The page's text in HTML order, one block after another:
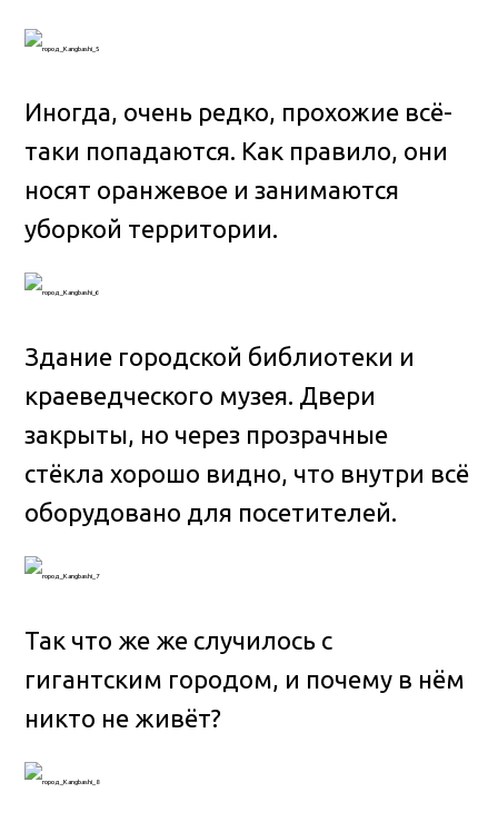
Иногда, очень редко, прохожие всё-
таки попадаются. Как правило, они
носят оранжевое и занимаются
уборкой территории.
Здание городской библиотеки и
краеведческого музея. Двери
закрыты, но через прозрачные
стёкла хорошо видно, что внутри всё
оборудовано для посетителей.
Так что же же случилось с
гигантским городом, и почему в нём
никто не живёт?